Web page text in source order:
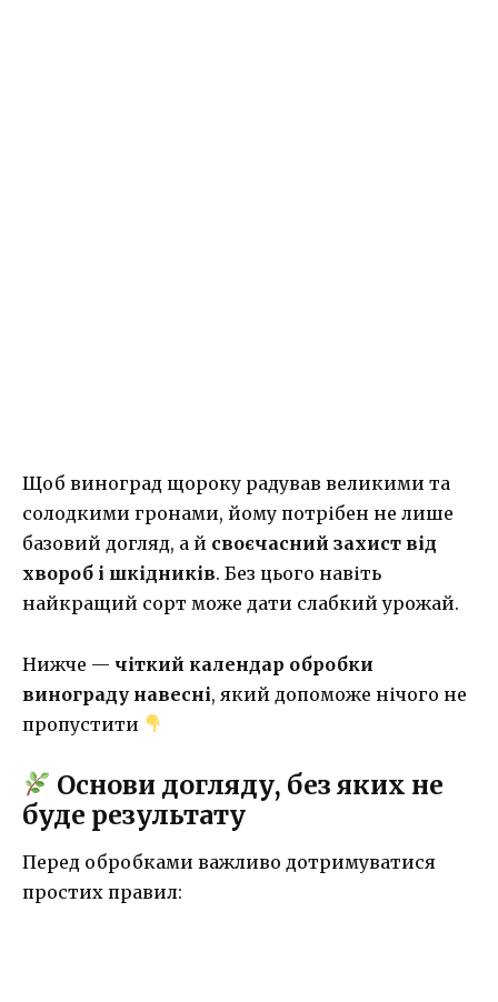
Щоб виноград щороку радував великими та
солодкими гронами, йому потрібен не лише
базовий догляд, а й своєчасний захист від
хвороб і шкідників. Без цього навіть
найкращий сорт може дати слабкий урожай.
Нижче — чіткий календар обробки
винограду навесні, який допоможе нічого не
пропустити
Основи догляду, без яких не
буде результату
Перед обробками важливо дотримуватися
простих правил: